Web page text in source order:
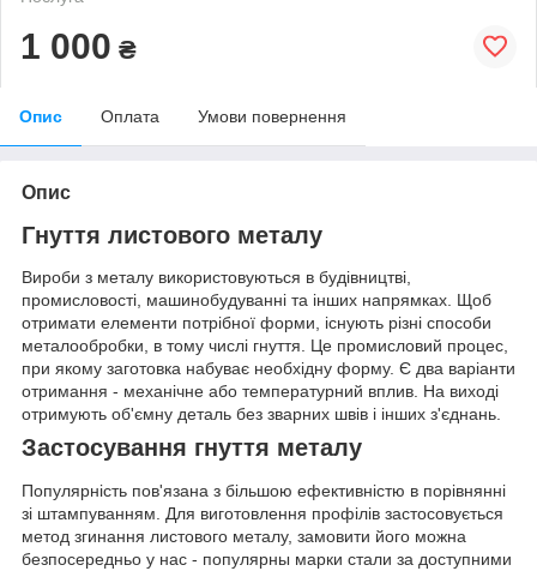
1 000 ₴
Опис Оплата Умови повернення
Опис
Гнуття листового металу
Вироби з металу використовуються в будівництві,
промисловості, машинобудуванні та інших напрямках. Щоб
отримати елементи потрібної форми, існують різні способи
металообробки, в тому числі гнуття. Це промисловий процес,
при якому заготовка набуває необхідну форму. Є два варіанти
отримання - механічне або температурний вплив. На виході
отримують об'ємну деталь без зварних швів і інших з'єднань.
Застосування гнуття металу
Популярність пов'язана з більшою ефективністю в порівнянні
зі штампуванням. Для виготовлення профілів застосовується
метод згинання листового металу, замовити його можна
безпосередньо у нас - популярны марки стали за доступними